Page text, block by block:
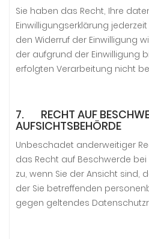
Sie haben das Recht, Ihre
Einwilligungserklärung
den Widerruf der Einwilligung
der aufgrund der Einwilligung
erfolgten Verarbeitung nicht
7. RECHT AUF
AUFSICHTSBEHÖRDE
Unbeschadet anderweitiger
das Recht auf Beschwerde
zu, wenn Sie der Ansicht sind,
der Sie betreffenden
gegen geltendes